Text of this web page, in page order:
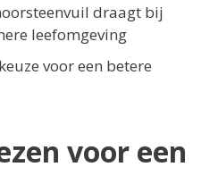
draagt bij
leefomgeving
voor een betere
voor een